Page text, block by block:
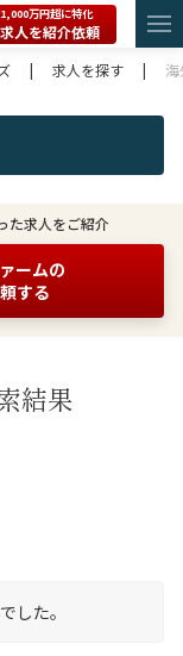
万円超に特化
人を紹介依頼
| 求人を探す |
た求人をご紹介
ームの
する
結果
した。